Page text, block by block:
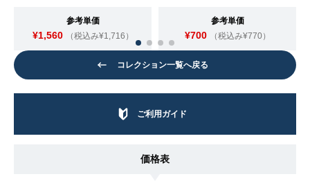
ご利用ガイド
価格表
参考単価
¥1,560 （税込み¥1,716）
参考単価
¥700 （税込み¥770）
コレクション一覧へ戻る